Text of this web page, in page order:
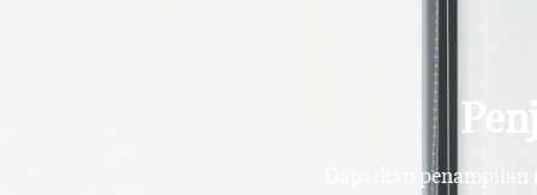
Dapatkan